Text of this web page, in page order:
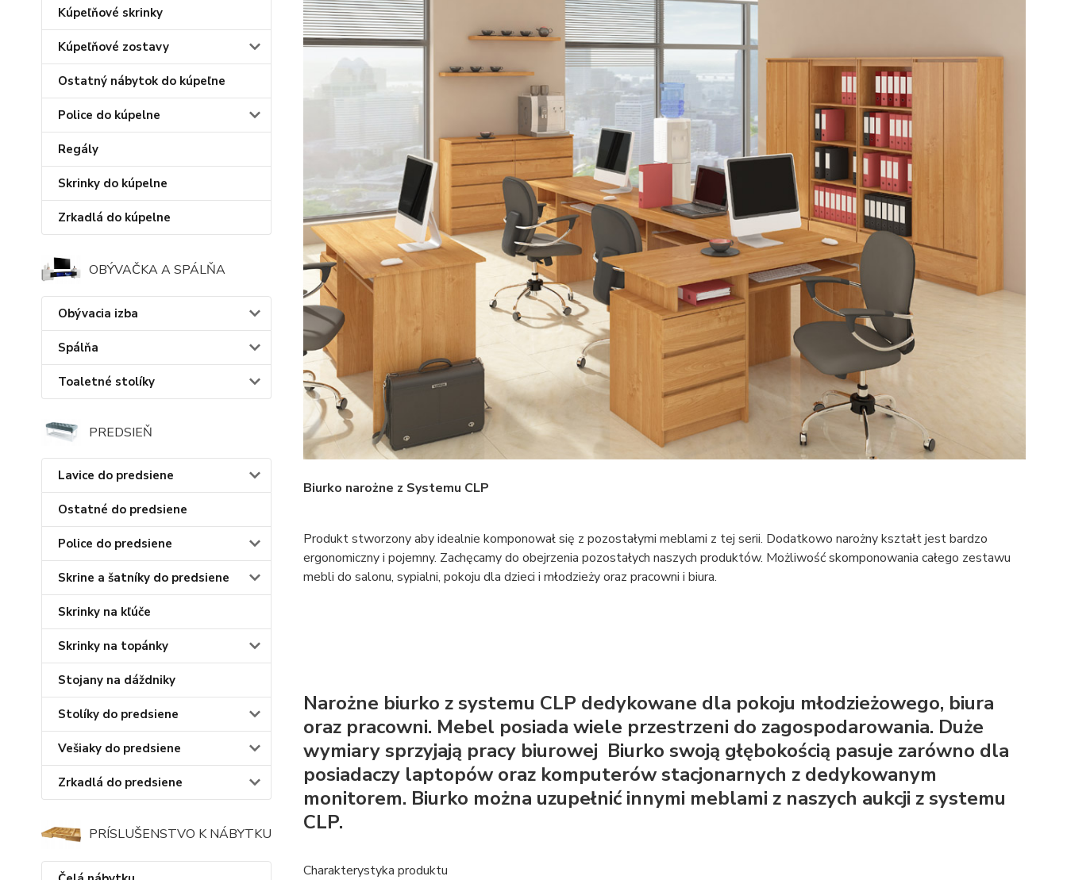
Kúpeľňové skrinky
Kúpeľňové zostavy
Ostatný nábytok do kúpeľne
Police do kúpelne
Regály
Skrinky do kúpelne
Zrkadlá do kúpelne
OBÝVAČKA A SPÁLŇA
Obývacia izba
Spálňa
Toaletné stolíky
PREDSIEŇ
Lavice do predsiene
Ostatné do predsiene
Police do predsiene
Skrine a šatníky do predsiene
Skrinky na kľúče
Skrinky na topánky
Stojany na dáždniky
Stolíky do predsiene
Vešiaky do predsiene
Zrkadlá do predsiene
PRÍSLUŠENSTVO K NÁBYTKU
Biurko narożne z Systemu CLP
Produkt stworzony aby idealnie komponował się z pozostałymi meblami z tej serii. Dodatkowo narożny kształt jest bardzo
ergonomiczny i pojemny. Zachęcamy do obejrzenia pozostałych naszych produktów. Możliwość skomponowania całego zestawu
mebli do salonu, sypialni, pokoju dla dzieci i młodzieży oraz pracowni i biura.
Narożne biurko z systemu CLP dedykowane dla pokoju młodzieżowego, biura
oraz pracowni. Mebel posiada wiele przestrzeni do zagospodarowania. Duże
wymiary sprzyjają pracy biurowej Biurko swoją głębokością pasuje zarówno dla
posiadaczy laptopów oraz komputerów stacjonarnych z dedykowanym
monitorem. Biurko można uzupełnić innymi meblami z naszych aukcji z systemu
CLP.
Charakterystyka produktu